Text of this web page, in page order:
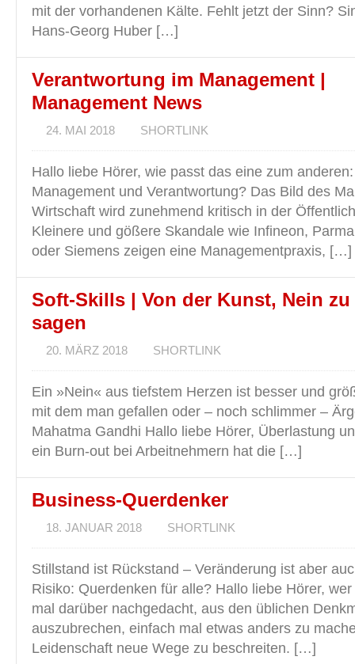
mit der vorhandenen Kälte. Fehlt jetzt der Sinn?
Hans-Georg Huber […]
Verantwortung im Management |
Management News
24. MAI 2018 SHORTLINK
Hallo liebe Hörer, wie passt das eine zum
Management und Verantwortung? Das Bild des
Wirtschaft wird zunehmend kritisch in der
Kleinere und gößere Skandale wie Infineon,
oder Siemens zeigen eine Managementpraxis, […]
Soft-Skills | Von der Kunst, Nein zu
sagen
20. MÄRZ 2018 SHORTLINK
Ein »Nein« aus tiefstem Herzen ist besser und
mit dem man gefallen oder – noch schlimmer –
Mahatma Gandhi Hallo liebe Hörer, Überlastung
ein Burn-out bei Arbeitnehmern hat die […]
Business-Querdenker
18. JANUAR 2018 SHORTLINK
Stillstand ist Rückstand – Veränderung ist aber
Risiko: Querdenken für alle? Hallo liebe Hörer,
mal darüber nachgedacht, aus den üblichen
auszubrechen, einfach mal etwas anders zu
Leidenschaft neue Wege zu beschreiten. […]